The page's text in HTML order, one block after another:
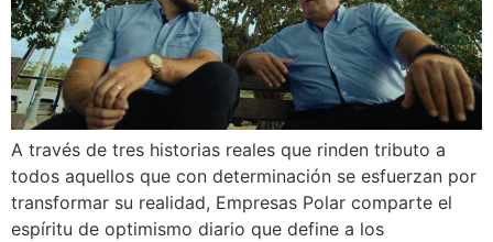
A través de tres historias reales que rinden tributo a
todos aquellos que con determinación se esfuerzan por
transformar su realidad, Empresas Polar comparte el
espíritu de optimismo diario que define a los